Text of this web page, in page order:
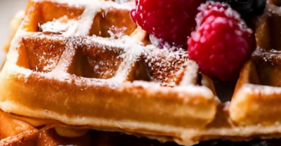
Lover
Jetzt entdecken